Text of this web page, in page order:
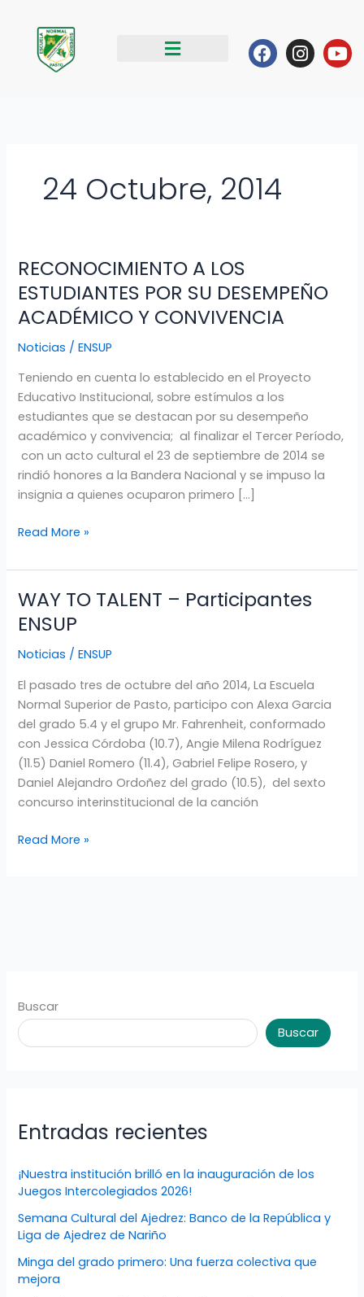
contenido
Facebook
24 Octubre, 2014
RECONOCIMIENTO A LOS
ESTUDIANTES POR SU DESEMPEÑO
ACADÉMICO Y CONVIVENCIA
Noticias /ENSUP
Teniendo en cuenta lo establecido en el Proyecto
Educativo Institucional, sobre estímulos a los
estudiantes que se destacan por su desempeño
académico y convivencia; al finalizar el Tercer Período,
con un acto cultural el 23 de septiembre de 2014 se
rindió honores a la Bandera Nacional y se impuso la
insignia a quienes ocuparon primero […]
RECONOCIMIENTO
A
LOS
ESTUDIANTES
POR
DESEMPEÑO
ACADÉMICO
Y
CONVIVENCIA
Read More »
WAY TO TALENT – Participantes
ENSUP
Noticias /ENSUP
El pasado tres de octubre del año 2014, La Escuela
Normal Superior de Pasto, participo con Alexa Garcia
del grado 5.4 y el grupo Mr. Fahrenheit, conformado
con Jessica Córdoba (10.7), Angie Milena Rodríguez
(11.5) Daniel Romero (11.4), Gabriel Felipe Rosero, y
Daniel Alejandro Ordoñez del grado (10.5), del sexto
concurso interinstitucional de la canción
WAY
TO
TALENT
–
ENSUP
Read More »
Buscar
Buscar
Entradas recientes
¡Nuestra institución brilló en la inauguración de los
Juegos Intercolegiados 2026!
Semana Cultural del Ajedrez: Banco de la República y
Liga de Ajedrez de Nariño
Minga del grado primero: Una fuerza colectiva que
mejora